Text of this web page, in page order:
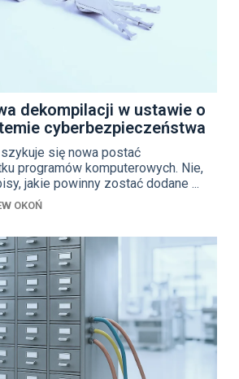
dekompilacji w ustawie o
cyberbezpieczeństwa
się nowa postać
programów komputerowych. Nie,
jakie powinny zostać dodane ...
OKOŃ